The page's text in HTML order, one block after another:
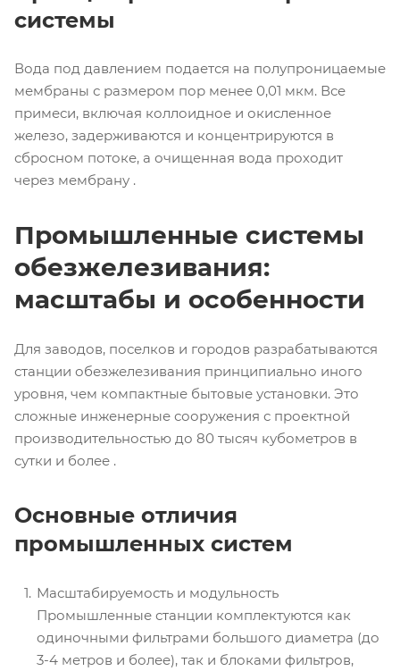
системы
Вода под давлением подается на полупроницаемые
мембраны с размером пор менее 0,01 мкм. Все
примеси, включая коллоидное и окисленное
железо, задерживаются и концентрируются в
сбросном потоке, а очищенная вода проходит
через мембрану .
Промышленные системы
обезжелезивания:
масштабы и особенности
Для заводов, поселков и городов разрабатываются
станции обезжелезивания принципиально иного
уровня, чем компактные бытовые установки. Это
сложные инженерные сооружения с проектной
производительностью до 80 тысяч кубометров в
сутки и более .
Основные отличия
промышленных систем
Масштабируемость и модульность
Промышленные станции комплектуются как
одиночными фильтрами большого диаметра (до
3-4 метров и более), так и блоками фильтров,